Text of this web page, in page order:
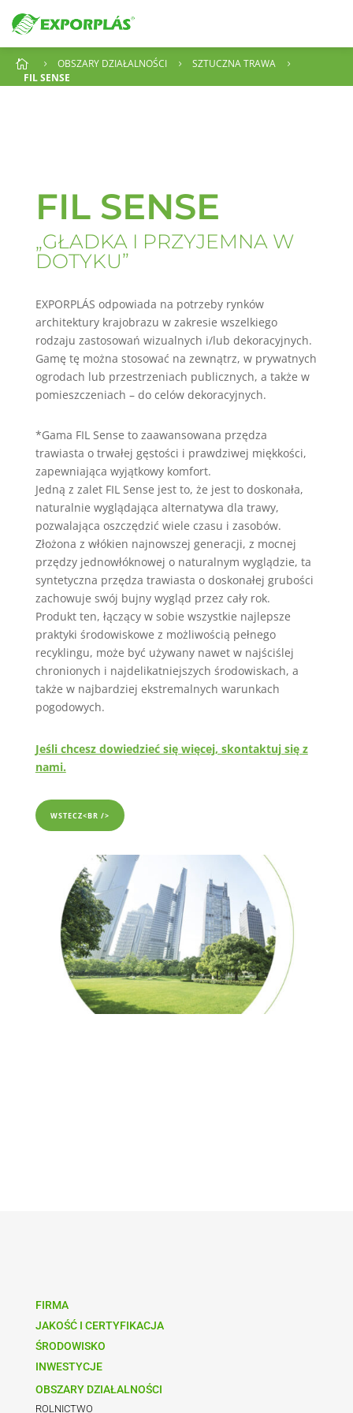
 5 OBSZARY DZIAŁALNOŚCI 5 SZTUCZNA TRAWA 5
FIL SENSE
FIL SENSE
„GŁADKA I PRZYJEMNA W
DOTYKU”
EXPORPLÁS odpowiada na potrzeby rynków
architektury krajobrazu w zakresie wszelkiego
rodzaju zastosowań wizualnych i/lub dekoracyjnych.
Gamę tę można stosować na zewnątrz, w prywatnych
ogrodach lub przestrzeniach publicznych, a także w
pomieszczeniach – do celów dekoracyjnych.
*Gama FIL Sense to zaawansowana przędza
trawiasta o trwałej gęstości i prawdziwej miękkości,
zapewniająca wyjątkowy komfort.
Jedną z zalet FIL Sense jest to, że jest to doskonała,
naturalnie wyglądająca alternatywa dla trawy,
pozwalająca oszczędzić wiele czasu i zasobów.
Złożona z włókien najnowszej generacji, z mocnej
przędzy jednowłóknowej o naturalnym wyglądzie, ta
syntetyczna przędza trawiasta o doskonałej grubości
zachowuje swój bujny wygląd przez cały rok.
Produkt ten, łączący w sobie wszystkie najlepsze
praktyki środowiskowe z możliwością pełnego
recyklingu, może być używany nawet w najściślej
chronionych i najdelikatniejszych środowiskach, a
także w najbardziej ekstremalnych warunkach
pogodowych.
Jeśli chcesz dowiedzieć się więcej, skontaktuj się z
nami.
WSTECZ<BR />
FIRMA
JAKOŚĆ I CERTYFIKACJA
ŚRODOWISKO
INWESTYCJE
OBSZARY DZIAŁALNOŚCI
ROLNICTWO